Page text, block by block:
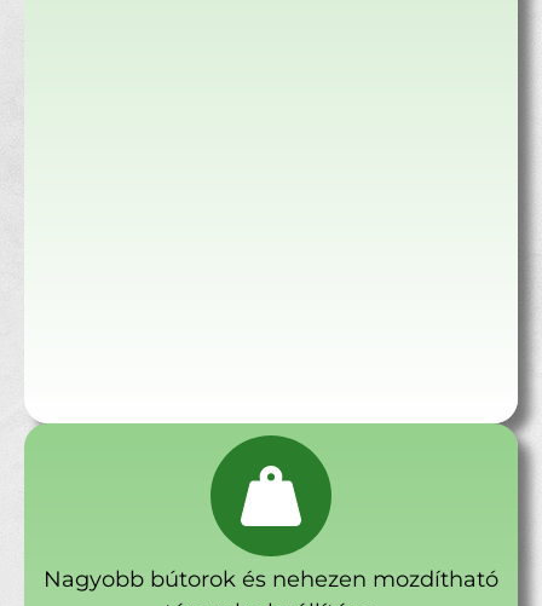
Nagyobb bútorok és nehezen mozdítható